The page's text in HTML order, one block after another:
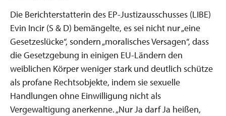
Die Berichterstatterin des EP-Justizausschusses (LIBE)
Evin Incir (S & D) bemängelte, es sei nicht nur „eine
Gesetzeslücke“, sondern „moralisches Versagen“, dass
die Gesetzgebung in einigen EU-Ländern den
weiblichen Körper weniger stark und deutlich schütze
als profane Rechtsobjekte, indem sie sexuelle
Handlungen ohne Einwilligung nicht als
Vergewaltigung anerkenne. „Nur Ja darf Ja heißen,